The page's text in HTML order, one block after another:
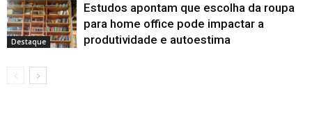
Destaque
Estudos apontam que escolha da roupa
para home office pode impactar a
produtividade e autoestima